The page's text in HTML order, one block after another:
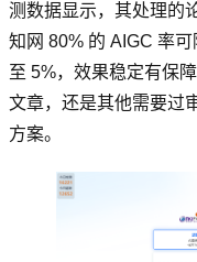
测数据显示，其处理的
知网 80% 的 AIGC 率
至 5%，效果稳定有保
文章，还是其他需要过
方案。